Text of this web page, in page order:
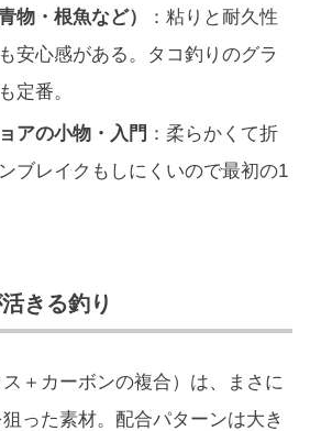
物・根魚など）
：粘りと耐久性
安心感がある。タコ釣りのグラ
定番。
アの小物・入門 ：柔らかくて折
ブレイクもしにくいので最初の1
きる釣り
＋カーボンの複合）は、まさに
狙った素材。配合パターンは大き